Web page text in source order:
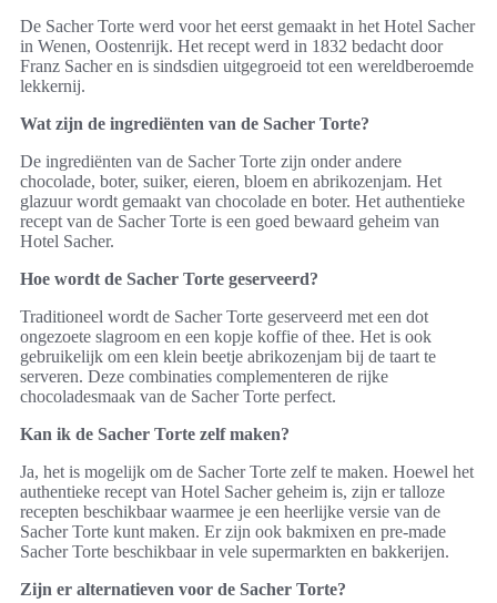
De Sacher Torte werd voor het eerst gemaakt in het Hotel Sacher
in Wenen, Oostenrijk. Het recept werd in 1832 bedacht door
Franz Sacher en is sindsdien uitgegroeid tot een wereldberoemde
lekkernij.
Wat zijn de ingrediënten van de Sacher Torte?
De ingrediënten van de Sacher Torte zijn onder andere
chocolade, boter, suiker, eieren, bloem en abrikozenjam. Het
glazuur wordt gemaakt van chocolade en boter. Het authentieke
recept van de Sacher Torte is een goed bewaard geheim van
Hotel Sacher.
Hoe wordt de Sacher Torte geserveerd?
Traditioneel wordt de Sacher Torte geserveerd met een dot
ongezoete slagroom en een kopje koffie of thee. Het is ook
gebruikelijk om een klein beetje abrikozenjam bij de taart te
serveren. Deze combinaties complementeren de rijke
chocoladesmaak van de Sacher Torte perfect.
Kan ik de Sacher Torte zelf maken?
Ja, het is mogelijk om de Sacher Torte zelf te maken. Hoewel het
authentieke recept van Hotel Sacher geheim is, zijn er talloze
recepten beschikbaar waarmee je een heerlijke versie van de
Sacher Torte kunt maken. Er zijn ook bakmixen en pre-made
Sacher Torte beschikbaar in vele supermarkten en bakkerijen.
Zijn er alternatieven voor de Sacher Torte?